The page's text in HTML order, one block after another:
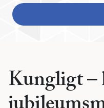
Kungligt –